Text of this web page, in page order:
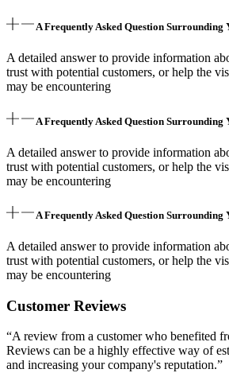
A Frequently Asked Question Surrounding
A detailed answer to provide information
trust with potential customers, or help the
may be encountering
A Frequently Asked Question Surrounding
A detailed answer to provide information
trust with potential customers, or help the
may be encountering
A Frequently Asked Question Surrounding
A detailed answer to provide information
trust with potential customers, or help the
may be encountering
Customer Reviews
“A review from a customer who benefited
Reviews can be a highly effective way of
and increasing your company's reputation.”